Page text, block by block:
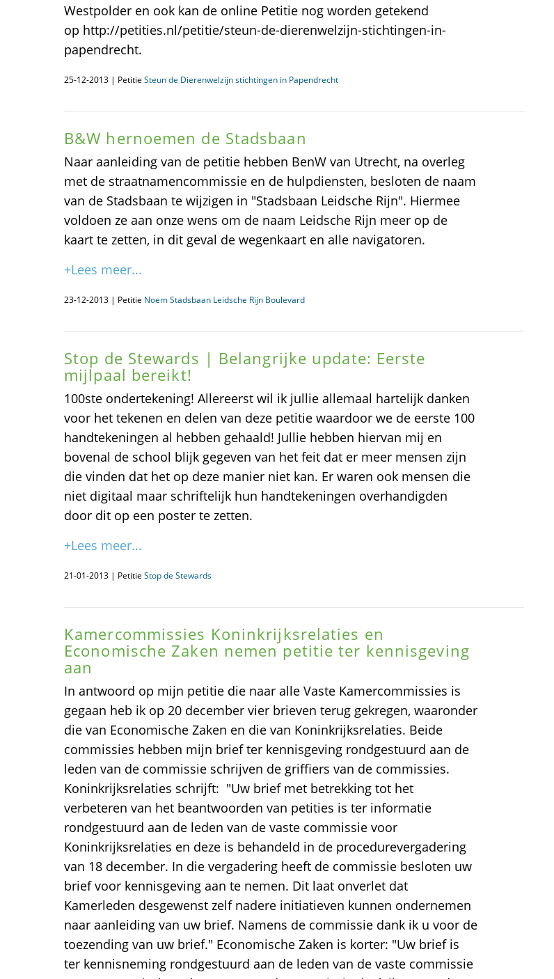
Westpolder en ook kan de online Petitie nog worden getekend
op http://petities.nl/petitie/steun-de-dierenwelzijn-stichtingen-in-
papendrecht.
25-12-2013 | Petitie Steun de Dierenwelzijn stichtingen in Papendrecht
B&W hernoemen de Stadsbaan
Naar aanleiding van de petitie hebben BenW van Utrecht, na overleg
met de straatnamencommissie en de hulpdiensten, besloten de naam
van de Stadsbaan te wijzigen in "Stadsbaan Leidsche Rijn". Hiermee
voldoen ze aan onze wens om de naam Leidsche Rijn meer op de
kaart te zetten, in dit geval de wegenkaart en alle navigatoren.
+Lees meer...
23-12-2013 | Petitie Noem Stadsbaan Leidsche Rijn Boulevard
Stop de Stewards | Belangrijke update: Eerste
mijlpaal bereikt!
100ste ondertekening! Allereerst wil ik jullie allemaal hartelijk danken
voor het tekenen en delen van deze petitie waardoor we de eerste 100
handtekeningen al hebben gehaald! Jullie hebben hiervan mij en
bovenal de school blijk gegeven van het feit dat er meer mensen zijn
die vinden dat het op deze manier niet kan. Er waren ook mensen die
niet digitaal maar schriftelijk hun handtekeningen overhandigden
door dit op een poster te zetten.
+Lees meer...
21-01-2013 | Petitie Stop de Stewards
Kamercommissies Koninkrijksrelaties en
Economische Zaken nemen petitie ter kennisgeving
aan
In antwoord op mijn petitie die naar alle Vaste Kamercommissies is
gegaan heb ik op 20 december vier brieven terug gekregen, waaronder
die van Economische Zaken en die van Koninkrijksrelaties. Beide
commissies hebben mijn brief ter kennisgeving rondgestuurd aan de
leden van de commissie schrijven de griffiers van de commissies.
Koninkrijksrelaties schrijft: "Uw brief met betrekking tot het
verbeteren van het beantwoorden van petities is ter informatie
rondgestuurd aan de leden van de vaste commissie voor
Koninkrijksrelaties en deze is behandeld in de procedurevergadering
van 18 december. In die vergadering heeft de commissie besloten uw
brief voor kennisgeving aan te nemen. Dit laat onverlet dat
Kamerleden desgewenst zelf nadere initiatieven kunnen ondernemen
naar aanleiding van uw brief. Namens de commissie dank ik u voor de
toezending van uw brief." Economische Zaken is korter: "Uw brief is
ter kennisneming rondgestuurd aan de leden van de vaste commissie